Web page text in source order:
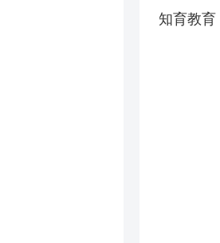
知育教育